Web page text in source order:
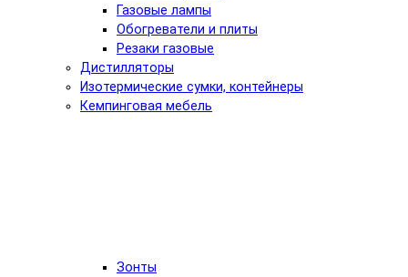
Газовые лампы
Обогреватели и плиты
Резаки газовые
Дистилляторы
Изотермические сумки, контейнеры
Кемпинговая мебель
Зонты